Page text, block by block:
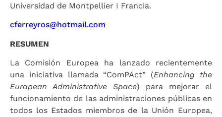
Universidad de Montpellier I Francia.
cferreyros@hotmail.com
RESUMEN
La Comisión Europea ha lanzado recientemente
una iniciativa llamada “ComPAct” (Enhancing the
European Administrative Space) para mejorar el
funcionamiento de las administraciones públicas en
todos los Estados miembros de la Unión Europea,